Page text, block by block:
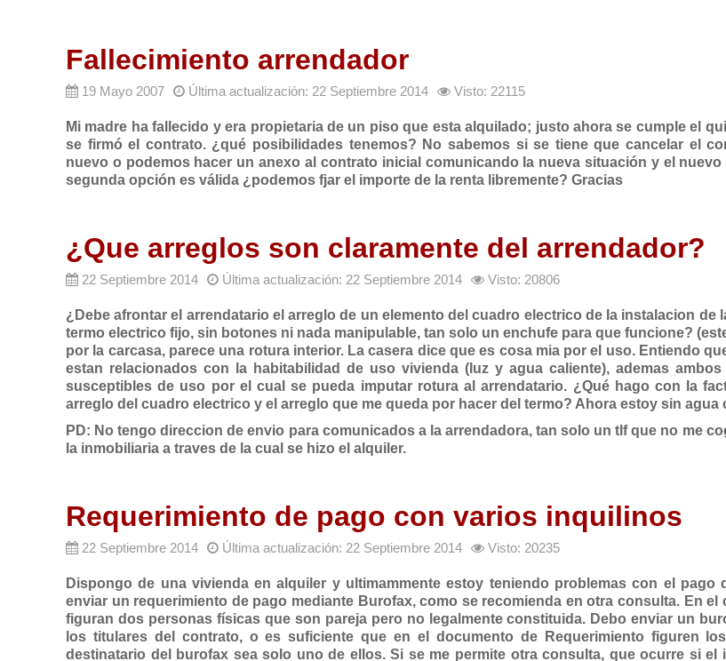
Fallecimiento arrendador
19 Mayo 2007 Última actualización: 22 Septiembre 2014 Visto: 22115
Mi madre ha fallecido y era propietaria de un piso que esta alquilado; justo ahora se cumple el
se firmó el contrato. ¿qué posibilidades tenemos? No sabemos si se tiene que cancelar el
nuevo o podemos hacer un anexo al contrato inicial comunicando la nueva situación y el nuevo
segunda opción es válida ¿podemos fjar el importe de la renta libremente? Gracias
¿Que arreglos son claramente del arrendador?
22 Septiembre 2014 Última actualización: 22 Septiembre 2014 Visto: 20806
¿Debe afrontar el arrendatario el arreglo de un elemento del cuadro electrico de la instalacion de
termo electrico fijo, sin botones ni nada manipulable, tan solo un enchufe para que funcione?
por la carcasa, parece una rotura interior. La casera dice que es cosa mia por el uso. Entiendo
estan relacionados con la habitabilidad de uso vivienda (luz y agua caliente), ademas
susceptibles de uso por el cual se pueda imputar rotura al arrendatario. ¿Qué hago con la
arreglo del cuadro electrico y el arreglo que me queda por hacer del termo? Ahora estoy sin agua
PD: No tengo direccion de envio para comunicados a la arrendadora, tan solo un tlf que no me
la inmobiliaria a traves de la cual se hizo el alquiler.
Requerimiento de pago con varios inquilinos
22 Septiembre 2014 Última actualización: 22 Septiembre 2014 Visto: 20235
Dispongo de una vivienda en alquiler y ultimammente estoy teniendo problemas con el pago
enviar un requerimiento de pago mediante Burofax, como se recomienda en otra consulta. En el
figuran dos personas físicas que son pareja pero no legalmente constituida. Debo enviar un
los titulares del contrato, o es suficiente que en el documento de Requerimiento figuren
destinatario del burofax sea solo uno de ellos. Si se me permite otra consulta, que ocurre si el